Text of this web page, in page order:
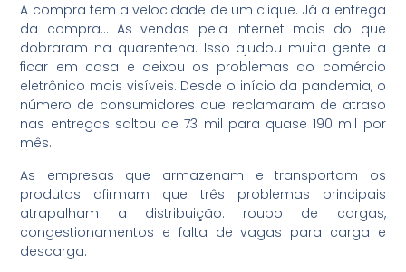
A compra tem a velocidade de um clique. Já a entrega
da compra… As vendas pela internet mais do que
dobraram na quarentena. Isso ajudou muita gente a
ficar em casa e deixou os problemas do comércio
eletrônico mais visíveis. Desde o início da pandemia, o
número de consumidores que reclamaram de atraso
nas entregas saltou de 73 mil para quase 190 mil por
mês.
As empresas que armazenam e transportam os
produtos afirmam que três problemas principais
atrapalham a distribuição: roubo de cargas,
congestionamentos e falta de vagas para carga e
descarga.